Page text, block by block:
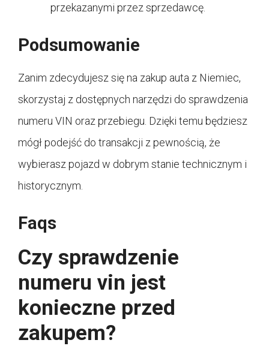
przekazanymi przez sprzedawcę.
Podsumowanie
Zanim zdecydujesz się na zakup auta z Niemiec,
skorzystaj z dostępnych narzędzi do sprawdzenia
numeru VIN oraz przebiegu. Dzięki temu będziesz
mógł podejść do transakcji z pewnością, że
wybierasz pojazd w dobrym stanie technicznym i
historycznym.
Faqs
Czy sprawdzenie
numeru vin jest
konieczne przed
zakupem?